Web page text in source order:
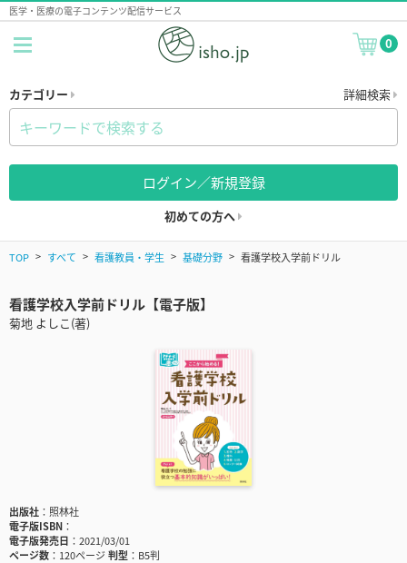
医学・医療の電子コンテンツ配信サービス
0
カテゴリー 詳細検索
ログイン／新規登録
初めての方へ
TOP すべて 看護教員・学生 基礎分野 看護学校入学前ドリル
看護学校入学前ドリル【電子版】
菊地 よしこ(著)
出版社
照林社
電子版ISBN
電子版発売日
2021/03/01
ページ数
120ページ判型
B5判